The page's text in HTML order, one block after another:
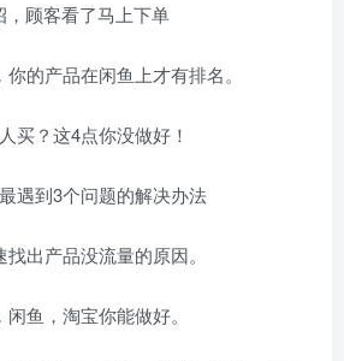
顾客看了马上下单
的产品在闲鱼上才有排名。
买？这4点你没做好！
遇到3个问题的解决办法
出产品没流量的原因。
鱼，淘宝你能做好。